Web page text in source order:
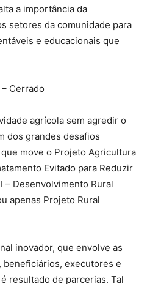
a importância da
setores da comunidade para
e educacionais que
Cerrado
agrícola sem agredir o
dos grandes desafios
move o Projeto Agricultura
Evitado para Reduzir
– Desenvolvimento Rural
apenas Projeto Rural
inovador, que envolve as
executores e
resultado de parcerias. Tal